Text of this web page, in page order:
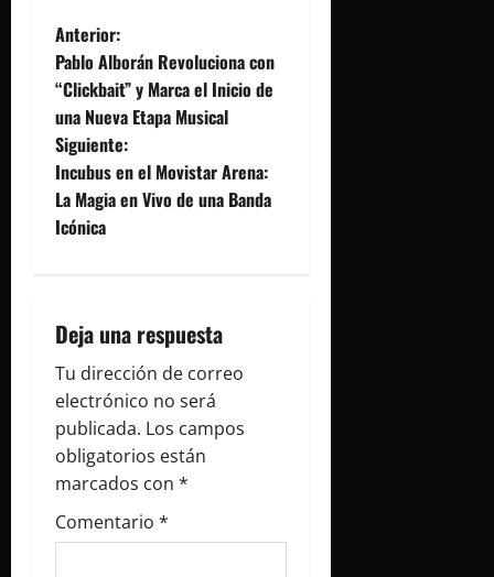
N
a
v
e
g
c
i
ó
n
d
e
Anterior:
Pablo Alborán Revoluciona con
“Clickbait” y Marca el Inicio de
una Nueva Etapa Musical
Siguiente:
Incubus en el Movistar Arena:
La Magia en Vivo de una Banda
Icónica
Deja una respuesta
Tu dirección de correo
electrónico no será
publicada. Los campos
obligatorios están
marcados con *
Comentario *